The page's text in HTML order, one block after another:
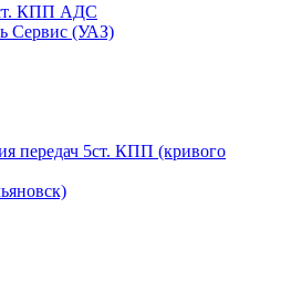
ст. КПП АДС
Сервис (УАЗ)
передач 5ст. КПП (кривого